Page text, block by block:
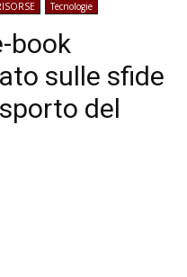
Tecnologie
book
sulle sfide
del